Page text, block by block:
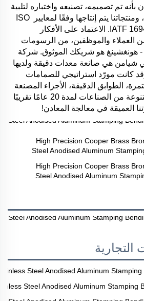
أو تجاوز متطلبات الأداء، ومنتجاتنا يتم إنتاجها وفقًا لمعايير ISO
العميقة في معالجة المعادن!
التجارية